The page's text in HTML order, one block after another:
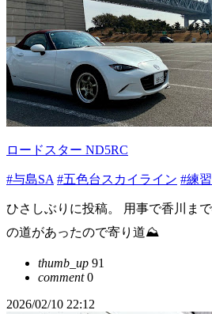
ロードスター ND5RC
#与島SA #五色台スカイライン #練
ひさしぶりに投稿。 用事で香川ま
の道があったので寄り道⛰️
thumb_up 91
comment0
2026/02/10 22:12